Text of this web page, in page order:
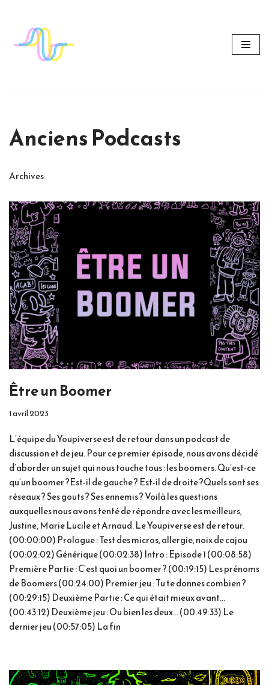
Aller
au
contenu
Anciens Podcasts
Archives
Être un Boomer
1 avril 2023
L’équipe du Youpiverse est de retour dans un podcast de
discussion et de jeu. Pour ce premier épisode, nous avons décidé
d’aborder un sujet qui nous touche tous : les boomers. Qu’est-ce
qu’un boomer ?Est-il de gauche ? Est-il de droite ?Quels sont ses
réseaux ? Ses gouts ? Ses ennemis ? Voilà les questions
auxquelles nous avons tenté de répondre avec les meilleurs,
Justine, Marie Lucile et Arnaud. Le Youpiverse est de retour.
(00:00:00) Prologue : Test des micros, allergie, noix de cajou
(00:02:02) Générique (00:02:38) Intro : Episode 1 (00:08:58)
Première Partie : C’est quoi un boomer ? (00:19:15) Les prénoms
de Boomers (00:24:00) Premier jeu : Tu te donnes combien ?
(00:29:15) Deuxième Partie : Ce qui était mieux avant…
(00:43:12) Deuxième jeu : Ou bien les deux… (00:49:33) Le
dernier jeu (00:57:05) La fin